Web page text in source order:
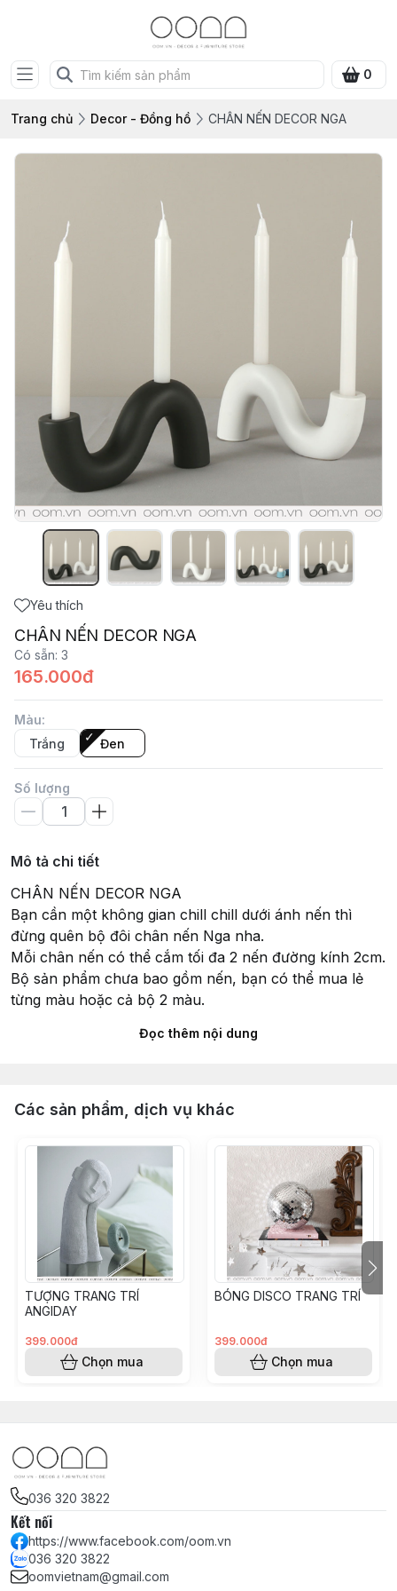
0
Trang chủ Decor - Đồng hồ CHÂN NẾN DECOR NGA
Yêu thích
CHÂN NẾN DECOR NGA
Có sẵn: 3
165.000đ
Màu:
Trắng
Đen
Số lượng
Mô tả chi tiết
CHÂN NẾN DECOR NGA
Bạn cần một không gian chill chill dưới ánh nến thì
đừng quên bộ đôi chân nến Nga nha.
Mỗi chân nến có thể cắm tối đa 2 nến đường kính 2cm.
Bộ sản phẩm chưa bao gồm nến, bạn có thể mua lẻ
từng màu hoặc cả bộ 2 màu.
Kích thước: 20cm x 10cm x 4cm
Oom.vn - Saigon Furniture & Decor Store
_____
#channen #nen #decor #trangtri #camnen #nenthom
Đọc thêm nội dung
Các sản phẩm, dịch vụ khác
TƯỢNG TRANG TRÍ
ANGIDAY
399.000đ
Chọn mua
BÓNG DISCO TRANG TRÍ
399.000đ
Chọn mua
036 320 3822
Kết nối
https://www.facebook.com/oom.vn
036 320 3822
oomvietnam@gmail.com